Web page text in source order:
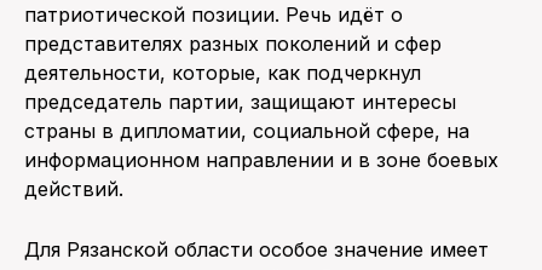
патриотической позиции. Речь идёт о
представителях разных поколений и сфер
деятельности, которые, как подчеркнул
председатель партии, защищают интересы
страны в дипломатии, социальной сфере, на
информационном направлении и в зоне боевых
действий.
Для Рязанской области особое значение имеет